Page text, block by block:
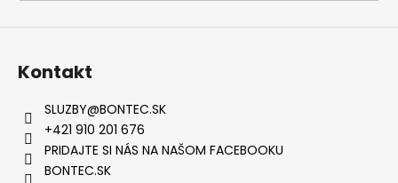
Kontakt
SLUZBY@BONTEC.SK
+421 910 201 676
PRIDAJTE SI NÁS NA NAŠOM FACEBOOKU
BONTEC.SK